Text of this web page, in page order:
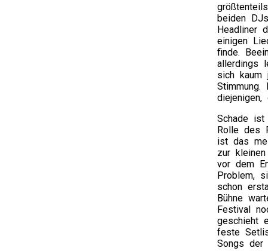
beiden
Headliner
einigen
finde.
allerdings
sich kaum
Schade
Rolle des
ist das
zur
vor dem
Problem,
schon
Bühne
Festival
geschieht
feste
Songs der